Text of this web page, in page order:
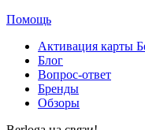
Помощь
Активация карты
Блог
Вопрос-ответ
Бренды
Обзоры